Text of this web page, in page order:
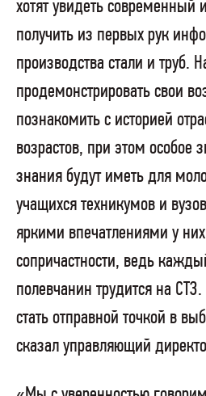
хотят увидеть современный
получить из первых рук
производства стали и труб.
продемонстрировать свои
познакомить с историей
возрастов, при этом особое
знания будут иметь для
учащихся техникумов и
яркими впечатлениями у них
сопричастности, ведь
полевчанин трудится на
стать отправной точкой в
сказал управляющий